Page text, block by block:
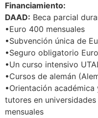
Financiamiento:
DAAD: Beca parcial
•Euro 400 mensuales
•Subvención única de
•Seguro obligatorio
•Un curso intensivo
•Cursos de alemán
•Orientación
tutores en
mensuales